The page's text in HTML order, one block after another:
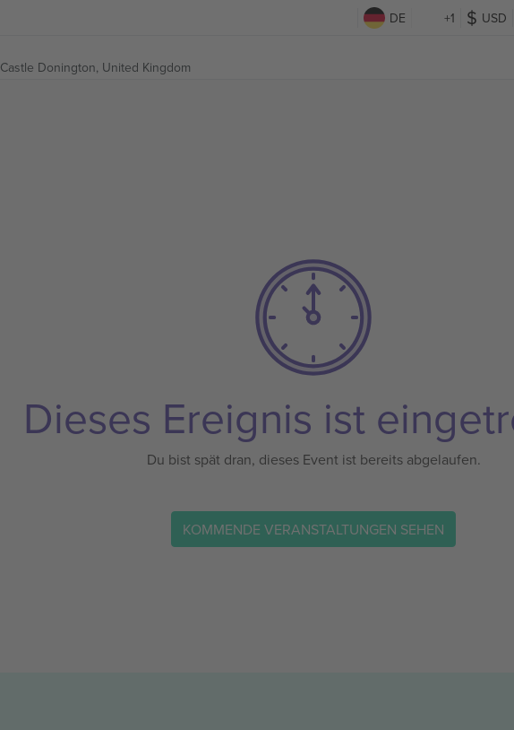
DE +1 USD
Castle Donington, United Kingdom
Dieses Ereignis ist
Du bist spät dran, dieses Event ist bereits abgelaufen.
KOMMENDE VERANSTALTUNGEN SEHEN